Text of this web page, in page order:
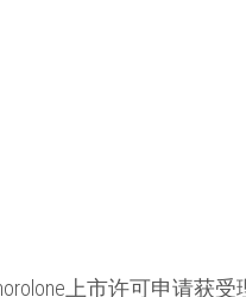
上市许可申请获受